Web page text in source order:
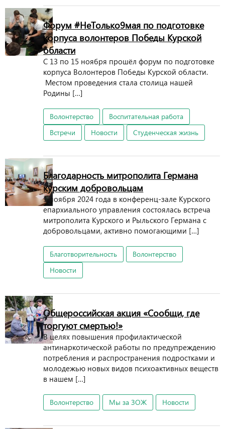
Форум #НеТолько9мая по подготовке
корпуса волонтеров Победы Курской
области
С 13 по 15 ноября прошёл форум по подготовке
корпуса Волонтеров Победы Курской области.
Местом проведения стала столица нашей
Родины […]
Волонтерство
Воспитательная работа
Встречи
Новости Студенческая жизнь
Благодарность митрополита Германа
курским добровольцам
1 ноября 2024 года в конференц-зале Курского
епархиального управления состоялась встреча
митрополита Курского и Рыльского Германа с
добровольцами, активно помогающими […]
Благотворительность
Волонтерство
Новости
Общероссийская акция «Сообщи, где
торгуют смертью!»
В целях повышения профилактической
антинаркотической работы по предупреждению
потребления и распространения подростками и
молодежью новых видов психоактивных веществ
в нашем […]
Волонтерство Мы за ЗОЖ Новости